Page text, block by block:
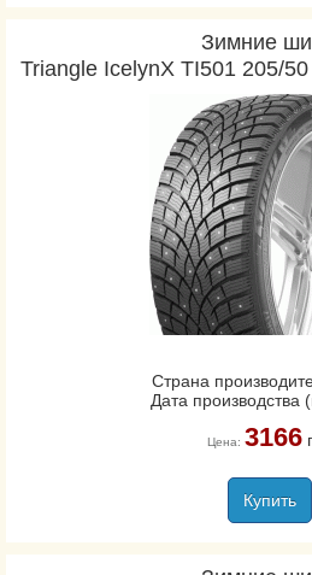
Зимние
Triangle IcelynX TI501 205/
Страна
Дата производства
Цена: 3166
Купить